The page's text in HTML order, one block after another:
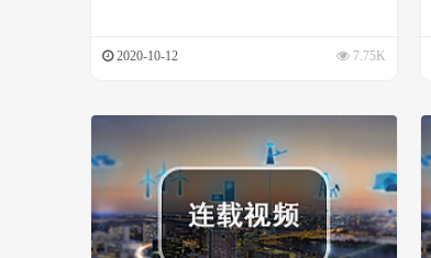
2020-10-12 7.75K